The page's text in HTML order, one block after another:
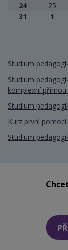
24
25
31
1
Studium
Studium
komplexní
Studium
Kurz první
Studium